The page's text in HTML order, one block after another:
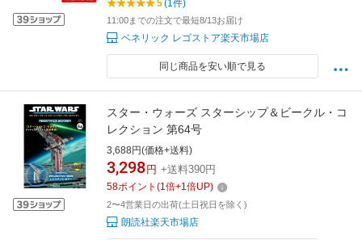
5(1件)
11:00までの注文で最短8/13お届け
ベネリック レゴストア楽天市場店
同じ商品を安い順で見る
スター・ウォーズ スターシップ＆ビークル・コ
レクション 第64号
3,688円(価格+送料)
3,298 円 +送料390円
58ポイント (1倍+1倍UP)
2〜4営業日の出荷(土日祝日を除く)
朗読社楽天市場店